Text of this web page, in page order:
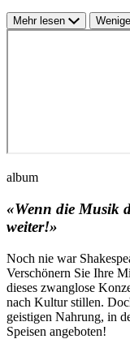
Mehr lesen
album
«Wenn die Musik
weiter!»
Noch nie war
Verschönern Sie Ihre
dieses zwanglose
nach Kultur stillen.
geistigen Nahrung, in
Speisen angeboten!